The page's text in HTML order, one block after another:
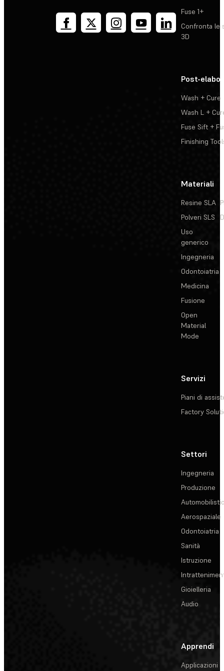
Fuse 1+
Confronta le
3D
Post-
Wash + Cure
Wash L +
Fuse Sift +
Finishing
Materiali
Resine SLA
Polveri SLS
Uso
generico
Ingegneria
Odontoiatria
Medicina
Fusione
Open
Material
Mode
Servizi
Piani di
Factory
Settori
Ingegneria
Produzione
Aerospaziale
Odontoiatria
Sanità
Istruzione
Gioielleria
Audio
Apprendi
Applicazioni